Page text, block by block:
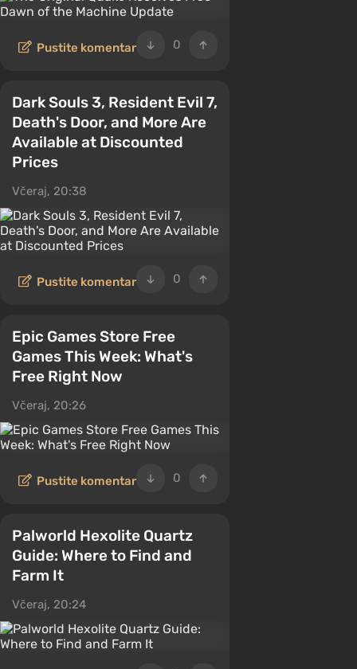
0
Pustite komentar
Dark Souls 3, Resident Evil 7,
Death's Door, and More Are
Available at Discounted
Prices
Včeraj, 20:38
0
Pustite komentar
Epic Games Store Free
Games This Week: What's
Free Right Now
Včeraj, 20:26
0
Pustite komentar
Palworld Hexolite Quartz
Guide: Where to Find and
Farm It
Včeraj, 20:24